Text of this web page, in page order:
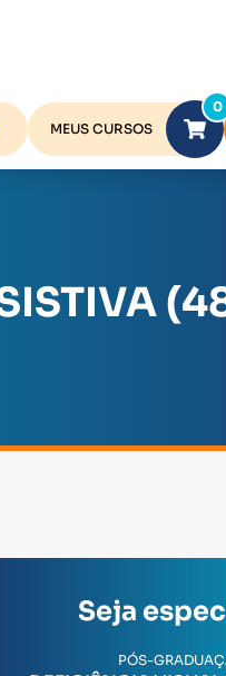
MEUS CURSOS
0
Seja
PÓS-